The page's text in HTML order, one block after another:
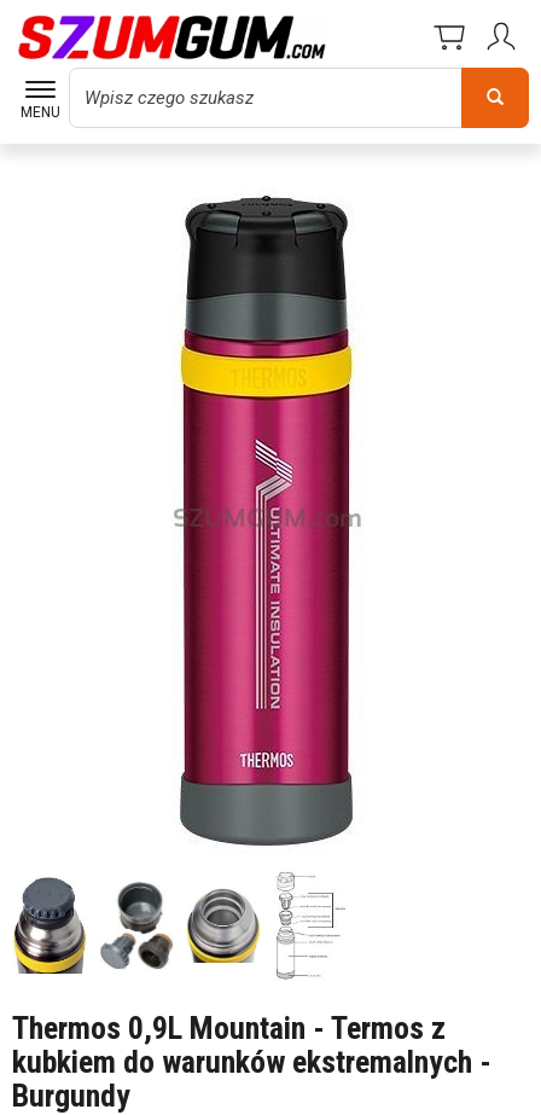
MENU
Wyszukaj
Thermos 0,9L Mountain - Termos z
kubkiem do warunków ekstremalnych -
Burgundy